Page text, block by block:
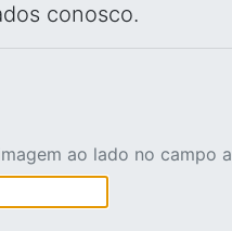
conosco.
ao lado no campo